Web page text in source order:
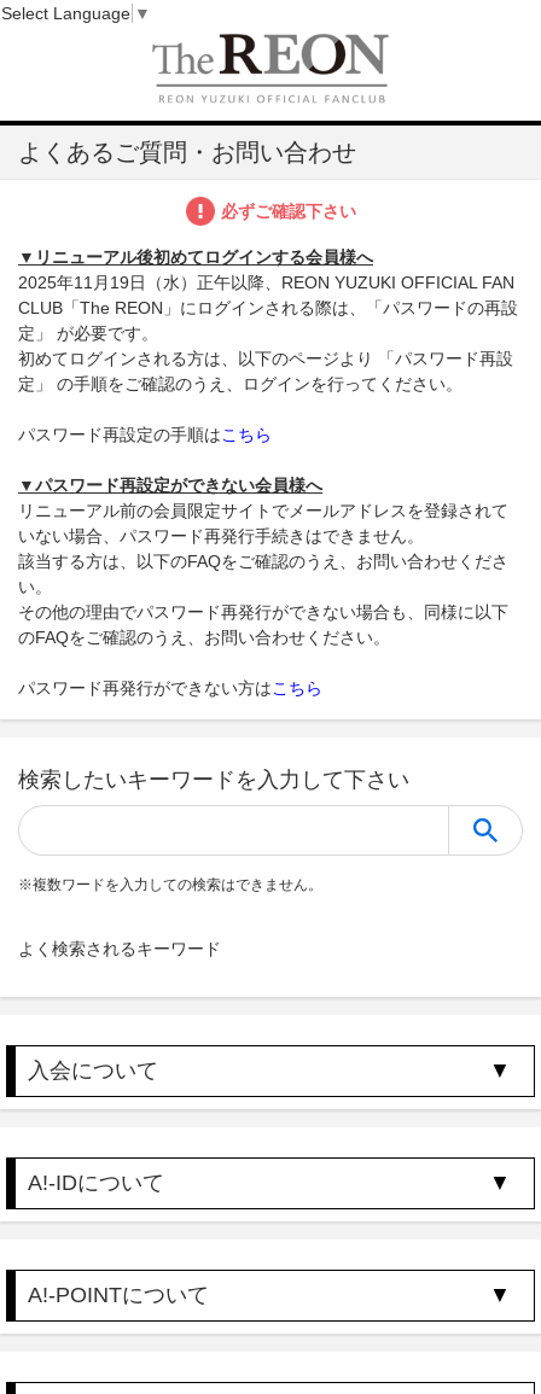
よくあるご質問・お問い合わせ
必ずご確認下さい
▼リニューアル後初めてログインする会員様へ
2025年11月19日（水）正午以降、REON YUZUKI OFFICIAL FAN
CLUB「The REON」にログインされる際は、「パスワードの再設
定」 が必要です。
初めてログインされる方は、以下のページより 「パスワード再設
定」 の手順をご確認のうえ、ログインを行ってください。
パスワード再設定の手順はこちら
▼パスワード再設定ができない会員様へ
リニューアル前の会員限定サイトでメールアドレスを登録されて
いない場合、パスワード再発行手続きはできません。
該当する方は、以下のFAQをご確認のうえ、お問い合わせくださ
い。
その他の理由でパスワード再発行ができない場合も、同様に以下
のFAQをご確認のうえ、お問い合わせください。
パスワード再発行ができない方はこちら
検索したいキーワードを入力して下さい
※複数ワードを入力しての検索はできません。
よく検索されるキーワード
入会について
A!-IDについて
A!-POINTについて
Select Language ▼